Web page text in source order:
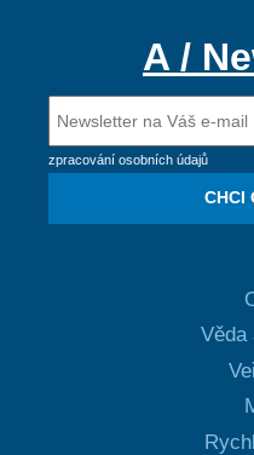
A /
zpracování osobních údajů
CHCI
Věda